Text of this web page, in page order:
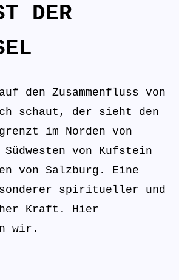
DER
den Zusammenfluss von
schaut, der sieht den
im Norden von
von Kufstein
von Salzburg. Eine
spiritueller und
Kraft. Hier
wir.